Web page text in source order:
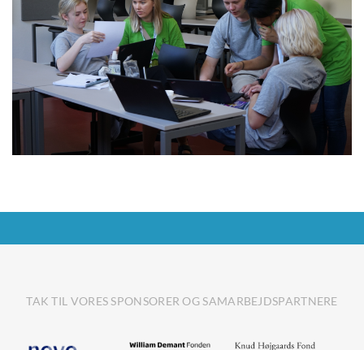
TAK TIL VORES SPONSORER OG SAMARBEJDSPARTNERE